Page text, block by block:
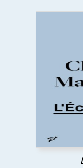
Sarah Kofman
Cette
dépasser
climatique.
écopoétique)
poros
situation